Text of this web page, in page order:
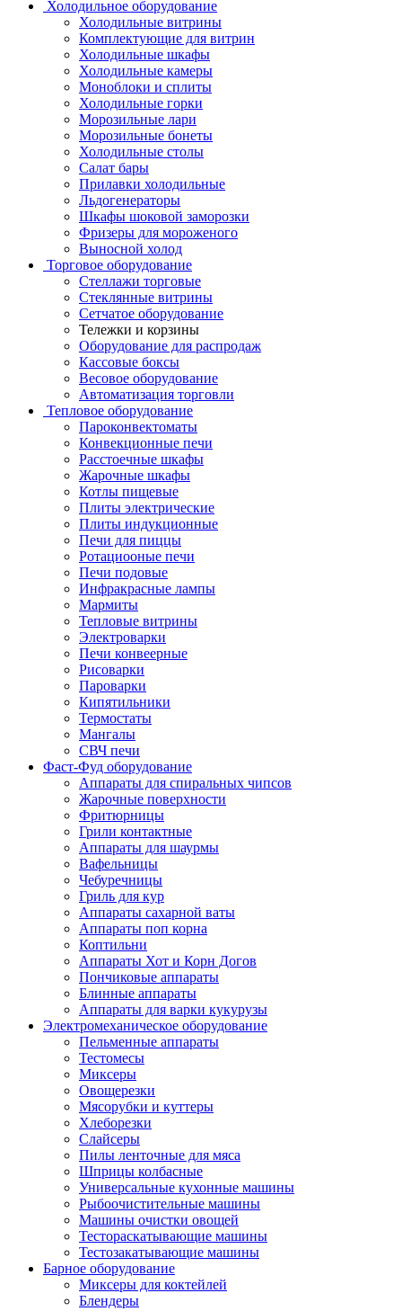
Холодильное оборудование
Холодильные витрины
Комплектующие для витрин
Холодильные шкафы
Холодильные камеры
Моноблоки и сплиты
Холодильные горки
Морозильные лари
Морозильные бонеты
Холодильные столы
Салат бары
Прилавки холодильные
Льдогенераторы
Шкафы шоковой заморозки
Фризеры для мороженого
Выносной холод
Торговое оборудование
Стеллажи торговые
Стеклянные витрины
Сетчатое оборудование
Тележки и корзины
Оборудование для распродаж
Кассовые боксы
Весовое оборудование
Автоматизация торговли
Тепловое оборудование
Пароконвектоматы
Конвекционные печи
Расстоечные шкафы
Жарочные шкафы
Котлы пищевые
Плиты электрические
Плиты индукционные
Печи для пиццы
Ротациооные печи
Печи подовые
Инфракрасные лампы
Мармиты
Тепловые витрины
Электроварки
Печи конвеерные
Рисоварки
Пароварки
Кипятильники
Термостаты
Мангалы
СВЧ печи
Фаст-Фуд оборудование
Аппараты для спиральных чипсов
Жарочные поверхности
Фритюрницы
Грили контактные
Аппараты для шаурмы
Вафельницы
Чебуречницы
Гриль для кур
Аппараты сахарной ваты
Аппараты поп корна
Коптильни
Аппараты Хот и Корн Догов
Пончиковые аппараты
Блинные аппараты
Аппараты для варки кукурузы
Электромеханическое оборудование
Пельменные аппараты
Тестомесы
Миксеры
Овощерезки
Мясорубки и куттеры
Хлеборезки
Слайсеры
Пилы ленточные для мяса
Шприцы колбасные
Универсальные кухонные машины
Рыбоочистительные машины
Машины очистки овощей
Тестораскатывающие машины
Тестозакатывающие машины
Барное оборудование
Миксеры для коктейлей
Блендеры